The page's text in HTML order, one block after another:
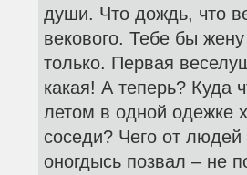
души. Что дождь, что
векового. Тебе бы
только. Первая
какая! А теперь? Куда
летом в одной одежке
соседи? Чего от
оногдысь позвал – не